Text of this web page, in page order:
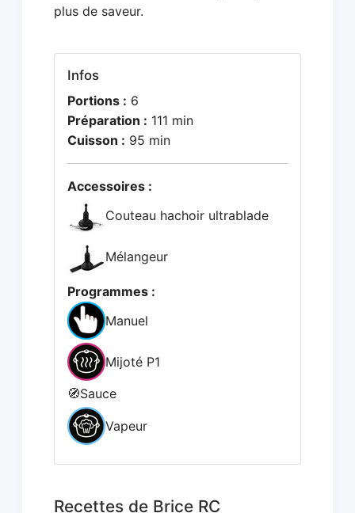
plus de saveur.
Infos
Portions : 6
Préparation : 111 min
Cuisson : 95 min
Accessoires :
Couteau hachoir ultrablade
Mélangeur
Programmes :
Manuel
Mijoté P1
🧭Sauce
Vapeur
Recettes de Brice RC